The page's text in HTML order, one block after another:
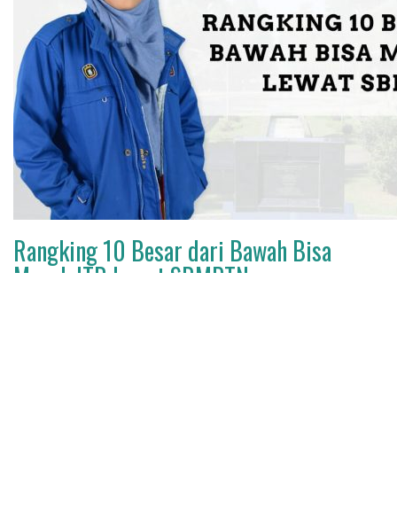
Rangking 10 Besar dari Bawah Bisa
Masuk ITB Lewat SBMPTN